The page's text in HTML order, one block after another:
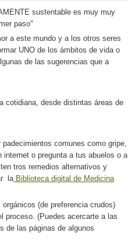
sustentable es muy muy
paso"
a este mundo y a los otros seres
UNO de los ámbitos de vida o
de las sugerencias que a
cotidiana, desde distintas áreas de
comunes como gripe,
o pregunta a tus abuelos o a
tros remedios alternativos y
laBiblioteca digital de Medicina
(de preferencia crudos)
proceso. (Puedes acercarte a las
de las páginas de algunos